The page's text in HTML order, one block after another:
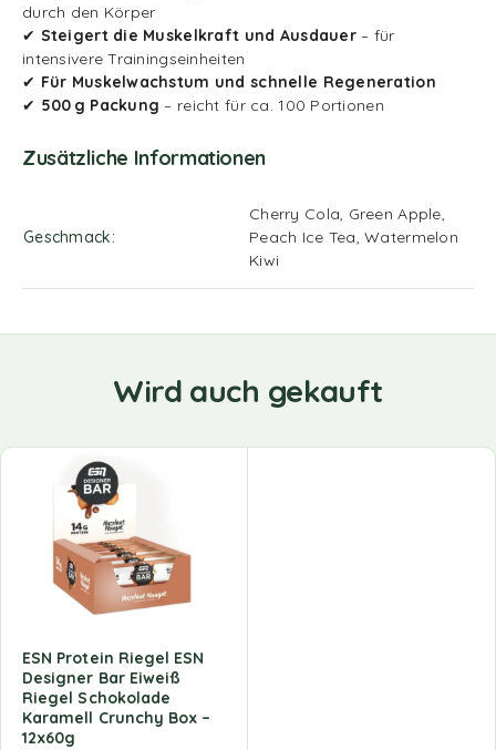
durch den Körper
✔ Steigert die Muskelkraft und Ausdauer– für
intensivere Trainingseinheiten
✔ Für Muskelwachstum und schnelle Regeneration
✔ 500 g Packung – reicht für ca. 100 Portionen
Zusätzliche Informationen
Geschmack
Cherry Cola, Green Apple,
Peach Ice Tea, Watermelon
Kiwi
Wird auch gekauft
ESN Protein Riegel ESN
Designer Bar Eiweiß
Riegel Schokolade
Karamell Crunchy Box –
12x60g